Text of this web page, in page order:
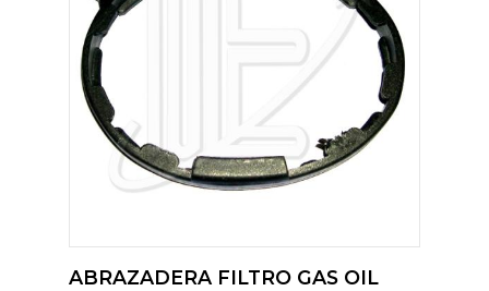
ABRAZADERA FILTRO GAS OIL